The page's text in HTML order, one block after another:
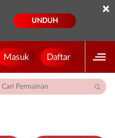
UNDUH
×
Masuk Daftar